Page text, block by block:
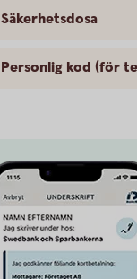
Säkerhetsdosa
Personlig kod (för